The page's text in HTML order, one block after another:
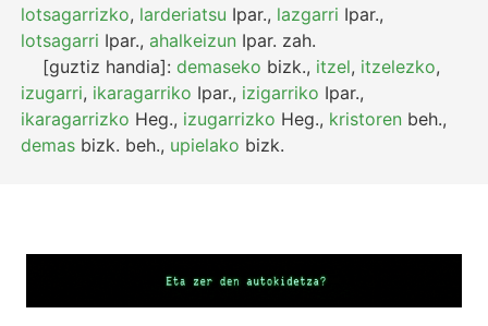
lotsagarrizko, larderiatsu Ipar., lazgarri Ipar.,
lotsagarri Ipar.,ahalkeizun Ipar. zah.
[guztiz handia]:demaseko bizk., itzel, itzelezko,
izugarri, ikaragarriko Ipar., izigarriko Ipar.,
ikaragarrizko Heg., izugarrizko Heg., kristoren beh.,
demas bizk. beh., upielako bizk.